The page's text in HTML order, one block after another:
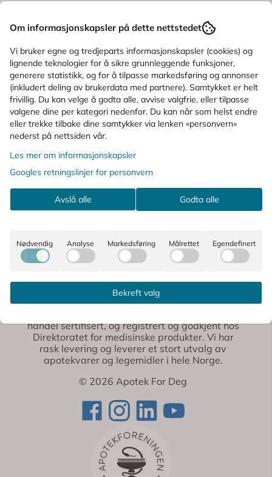
Karakter: (10)3.7 av 5 mulige
Nazamer
Nazamer Mentol
Saltvannsspray 20 ml
45,-
Kjøp
Apotek For Deg
handel sertifisert, og registrert og godkjent hos
Direktoratet for medisinske produkter. Vi har
rask levering og leverer et stort utvalg av
apotekvarer og legemidler i hele Norge.
© 2026 Apotek For Deg
Om informasjonskapsler på dette nettstedet
Vi bruker egne og tredjeparts informasjonskapsler (cookies) og
lignende teknologier for å sikre grunnleggende funksjoner,
generere statistikk, og for å tilpasse markedsføring og annonser
(inkludert deling av brukerdata med partnere). Samtykket er helt
frivillig. Du kan velge å godta alle, avvise valgfrie, eller tilpasse
valgene dine per kategori nedenfor. Du kan når som helst endre
eller trekke tilbake dine samtykker via lenken «personvern»
nederst på nettsiden vår.
Les mer om informasjonskapsler
Googles retningslinjer for personvern
Avslå alle Godta alle
Nødvendig Analyse Markedsføring Målrettet Egendefinert
Bekreft valg